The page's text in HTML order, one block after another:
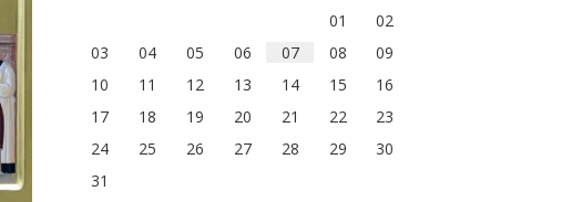
01
02
03
04 05 06 07 08
09
10
11 12 13 14 15
16
17
18 19 20 21 22
23
24
25 26 27 28 29
30
31